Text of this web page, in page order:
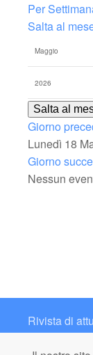
Per
Salta al
Salta al
Giorno
Lunedì 18
Giorno
Nessun
Rivista di
Contatto: